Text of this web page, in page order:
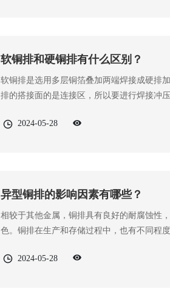
软铜排和硬铜排有什么区别？
软铜排是选用多层铜箔叠加两端焊接成硬排
排的搭接面的是连接区，所以要进行焊接冲
2024-05-28
异型铜排的影响因素有哪些？
相较于其他金属，铜排具有良好的耐腐蚀性
色。铜排在生产和存储过程中，也有不同程
2024-05-28